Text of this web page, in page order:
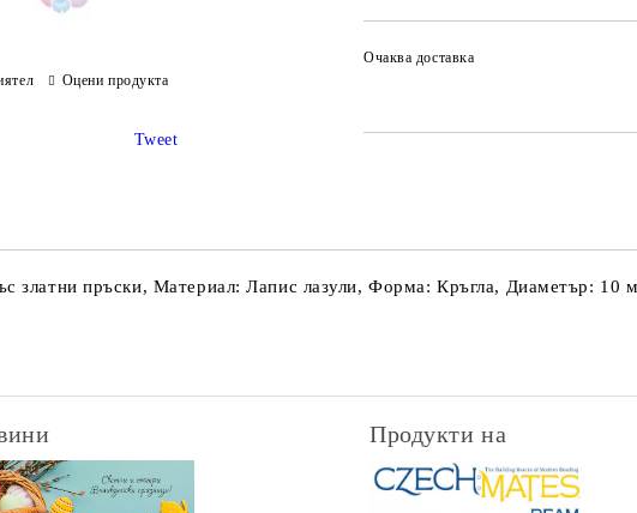
Очаква доставка
Оцени продукта
Tweet
златни пръски, Материал: Лапис лазули, Форма: Кръгла, Диаметър: 10
Продукти на